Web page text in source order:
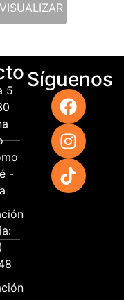
5
-
Síguenos